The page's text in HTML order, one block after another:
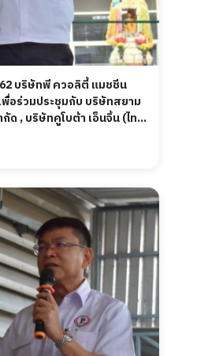
บริษัทพี ควอลิตี้ แมชชีน
พื่อร่วมประชุมกับ บริษัทสยาม
ด , บริษัทคูโบต้า เอ็นจิ้น (ไทย
บต้า โพรเคียวเมนต์ แอนด์
ำกัด ในงาน "Kubota
มไบเทค บางนา